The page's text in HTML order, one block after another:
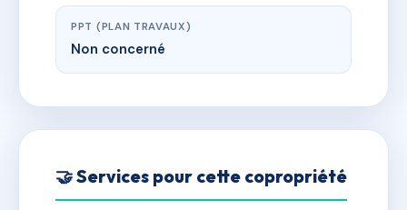
PPT (PLAN TRAVAUX)
Non concerné
🤝 Services pour cette copropriété